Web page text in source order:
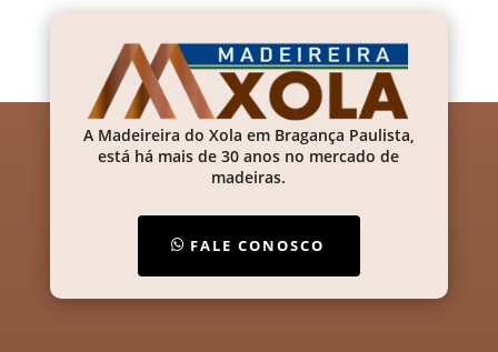
A Madeireira do Xola em Bragança Paulista,
está há mais de 30 anos no mercado de
madeiras.
FALE CONOSCO